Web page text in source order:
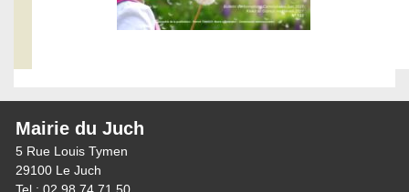
Mairie du Juch
5 Rue Louis Tymen
29100 Le Juch